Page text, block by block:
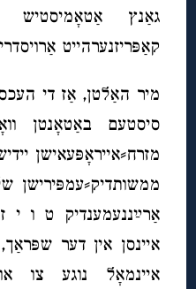
גאַנץ אַטאָמיסטיש
קאַפּריזנערהייט
מיר האַלטן, אַז די
סיסטעם באַטאָנטן
מזרח⸗אייראָפּעאישן
ממשותדיק⸗עמפּירישן
אַרײַננעמענדיק ט ו י
איינסן אין דער
איינמאָל נוגע צו